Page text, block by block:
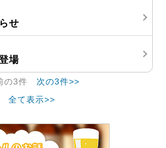
せ
場
の3件 次の3件>>
全て表示>>